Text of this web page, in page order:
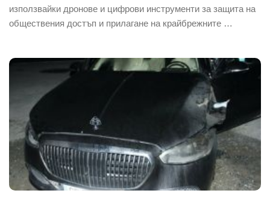
използвайки дронове и цифрови инструменти за защита на
обществения достъп и прилагане на крайбрежните …